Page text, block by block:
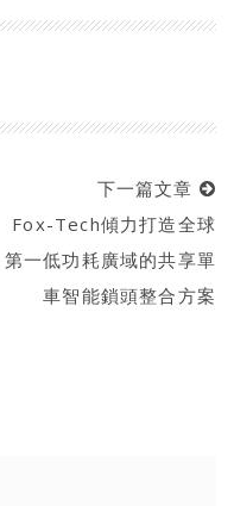
下一篇文章
Fox-Tech傾力打造全球
第一低功耗廣域的共享單
車智能鎖頭整合方案